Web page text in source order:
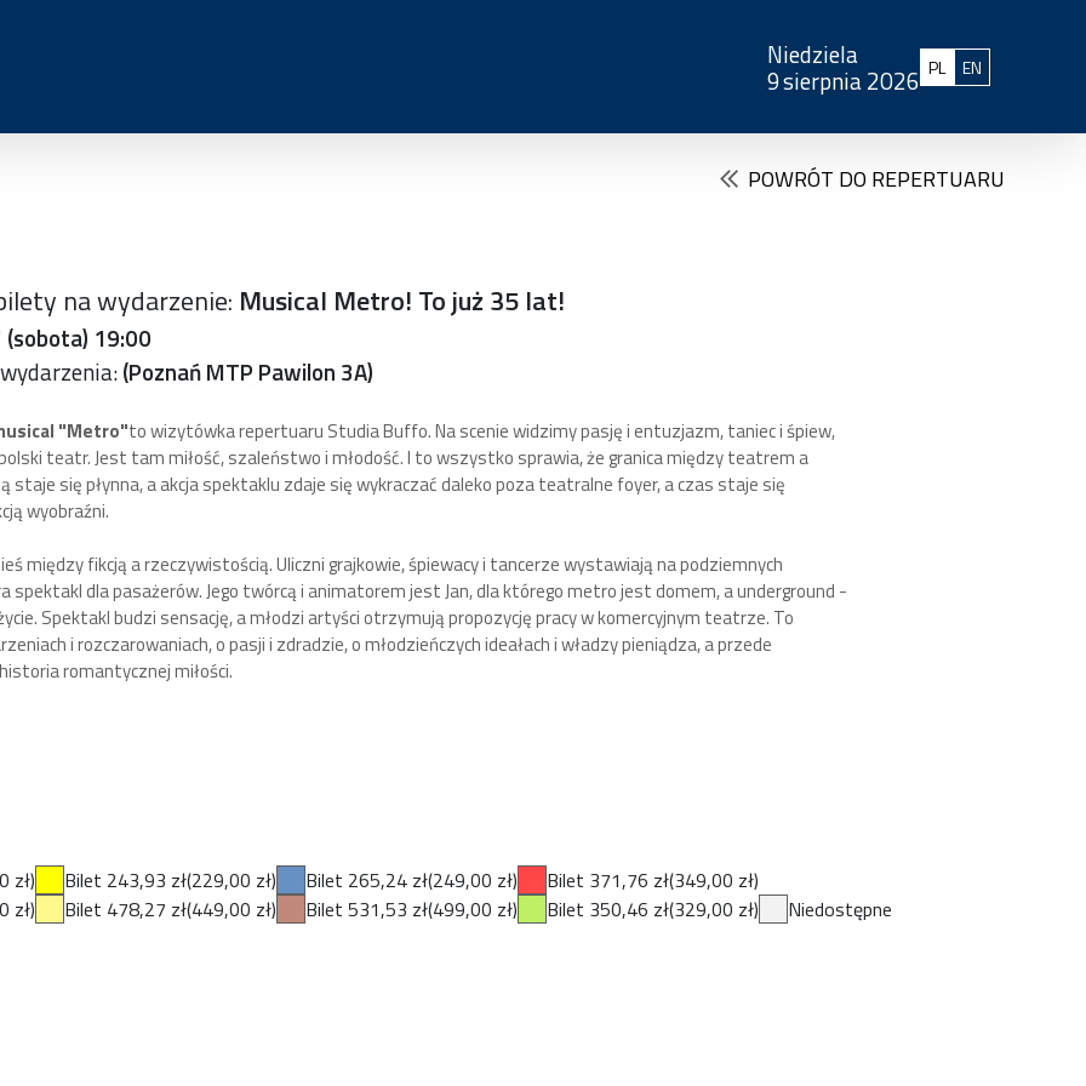
Niedziela
9sierpnia 2026 PL Polski
ENEnglish
POWRÓT DO REPERTUARU
na wydarzenie: Musical Metro! To już 35 lat!
19:00
(Poznań MTP Pawilon 3A)
"Metro"to wizytówka repertuaru Studia Buffo. Na scenie widzimy pasję i entuzjazm, taniec i śpiew,
teatr. Jest tam miłość, szaleństwo i młodość. I to wszystko sprawia, że granica między teatrem a
staje się płynna, a akcja spektaklu zdaje się wykraczać daleko poza teatralne foyer, a czas staje się
wyobraźni.
między fikcją a rzeczywistością. Uliczni grajkowie, śpiewacy i tancerze wystawiają na podziemnych
spektakl dla pasażerów. Jego twórcą i animatorem jest Jan, dla którego metro jest domem, a underground -
Spektakl budzi sensację, a młodzi artyści otrzymują propozycję pracy w komercyjnym teatrze. To
i rozczarowaniach, o pasji i zdradzie, o młodzieńczych ideałach i władzy pieniądza, a przede
romantycznej miłości.
zł) Bilet 243,93 zł(229,00 zł) Bilet 265,24 zł(249,00 zł) Bilet 371,76 zł(349,00 zł)
zł) Bilet 478,27 zł(449,00 zł) Bilet 531,53 zł(499,00 zł) Bilet 350,46 zł(329,00 zł) Niedostępne